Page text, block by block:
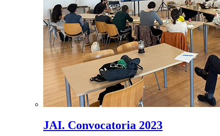
JAI. Convocatoria 2023